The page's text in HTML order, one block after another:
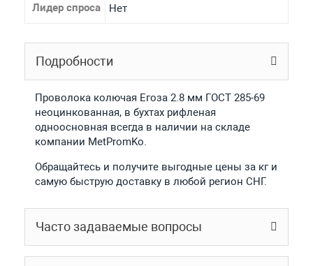
Лидер спроса Нет
Подробности
Проволока колючая Егоза 2.8 мм ГОСТ 285-69
неоцинкованная, в бухтах рифленая
одноосновная всегда в наличии на складе
компании MetPromKo.
Обращайтесь и получите выгодные цены за кг и
самую быструю доставку в любой регион СНГ.
Часто задаваемые вопросы